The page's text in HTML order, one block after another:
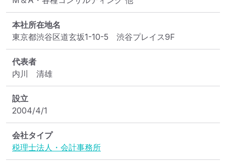
本社所在地名
東京都渋谷区道玄坂1-10-5　渋谷プレイス9F
代表者
内川　清雄
設立
2004/4/1
会社タイプ
税理士法人・会計事務所